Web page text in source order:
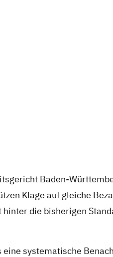
Baden-
Klage auf gleiche
die bisherigen
systematische